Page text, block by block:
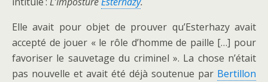
Elle avait pour objet de prouver qu’Esterhazy avait
accepté de jouer « le rôle d’homme de paille […] pour
favoriser le sauvetage du criminel ». La chose n’était
pas nouvelle et avait été déjà soutenue par Bertillon